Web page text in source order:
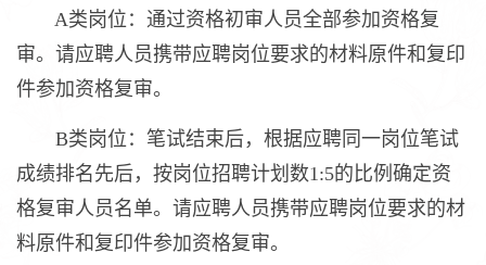
A类岗位：通过资格初审人员全部参加资格复
审。请应聘人员携带应聘岗位要求的材料原件和复印
件参加资格复审。
B类岗位：笔试结束后，根据应聘同一岗位笔试
成绩排名先后，按岗位招聘计划数1:5的比例确定资
格复审人员名单。请应聘人员携带应聘岗位要求的材
料原件和复印件参加资格复审。